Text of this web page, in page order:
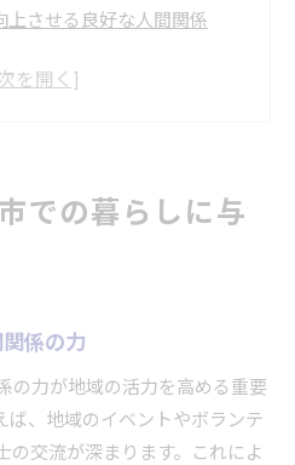
上させる良好な人間関係
係の深化
る人間関係の輪
がもたらす交流の機会
らの人間関係構築
とチームワークの重要性
た世代間の交流
での暮らしに与
係の力
の力が地域の活力を高める重要
ば、地域のイベントやボランテ
の交流が深まります。これによ